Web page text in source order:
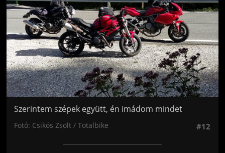
Szerintem szépek együtt, én imádom mindet
Fotó: Csikós Zsolt / Totalbike #12